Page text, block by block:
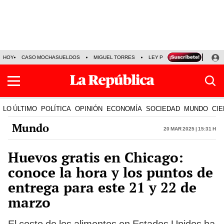
HOY CASO MOCHASUELDOS MIGUEL TORRES LEY PULPÍN PRECIO DEL
LO ÚLTIMO POLÍTICA OPINIÓN ECONOMÍA SOCIEDAD MUNDO
Mundo 20 Mar 2025 | 15:31 h
Huevos gratis en Chicago:
conoce la hora y los puntos de
entrega para este 21 y 22 de
marzo